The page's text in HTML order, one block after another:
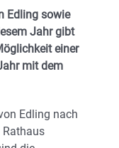
Edling sowie
Jahr gibt
einer
mit dem
Edling nach